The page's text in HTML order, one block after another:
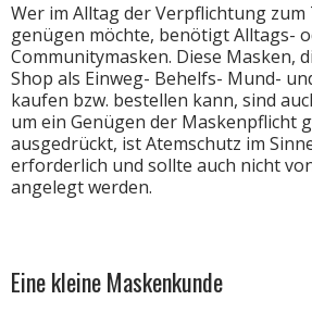
Wer im Alltag der Verpflichtung
genügen möchte, benötigt Alltags-
Communitymasken. Diese Masken,
Shop als Einweg- Behelfs- Mund-
kaufen bzw. bestellen kann, sind
um ein Genügen der Maskenpflicht
ausgedrückt, ist Atemschutz im
erforderlich und sollte auch nicht
angelegt werden.
Eine kleine Maskenkunde